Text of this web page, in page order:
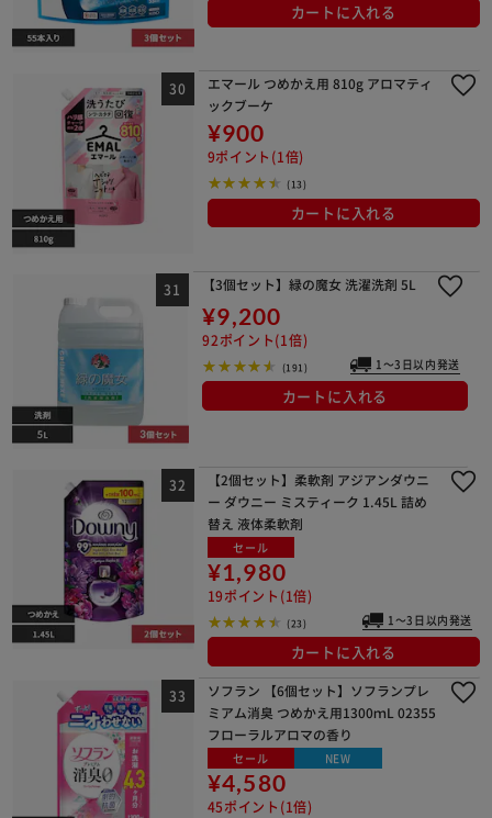
カートに入れる
エマール つめかえ用 810g アロマティ
ックブーケ
¥900
9ポイント(1倍)
(13)
カートに入れる
【3個セット】緑の魔女 洗濯洗剤 5L
¥9,200
92ポイント(1倍)
(191) 1～3日以内発送
カートに入れる
【2個セット】柔軟剤 アジアンダウニ
ー ダウニー ミスティーク 1.45L 詰め
替え 液体柔軟剤
セール
¥1,980
19ポイント(1倍)
(23) 1～3日以内発送
カートに入れる
ソフラン 【6個セット】ソフランプレ
ミアム消臭 つめかえ用1300ｍL 02355
フローラルアロマの香り
セール NEW
¥4,580
45ポイント(1倍)